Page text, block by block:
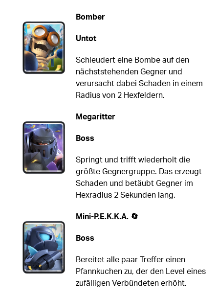
Bomber
Untot
Schleudert eine Bombe auf den
nächststehenden Gegner und
verursacht dabei Schaden in einem
Radius von 2 Hexfeldern.
Megaritter
Boss
Springt und trifft wiederholt die
größte Gegnergruppe. Das erzeugt
Schaden und betäubt Gegner im
Hexradius 2 Sekunden lang.
Mini-P.E.K.K.A. 🔄
Boss
Bereitet alle paar Treffer einen
Pfannkuchen zu, der den Level eines
zufälligen Verbündeten erhöht.